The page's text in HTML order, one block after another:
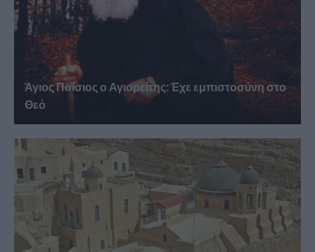
Άγιος Παΐσιος ο Αγιορείτης: Ἐχε εμπιστοσύνη στο
Θεό